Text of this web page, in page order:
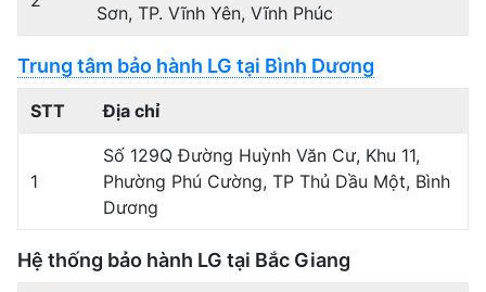
Sơn, TP. Vĩnh Yên, Vĩnh Phúc
Trung tâm bảo hành LG tại Bình Dương
STT Địa chỉ
1
Số 129Q Đường Huỳnh Văn Cư, Khu 11,
Phường Phú Cường, TP Thủ Dầu Một, Bình
Dương
Hệ thống bảo hành LG tại Bắc Giang